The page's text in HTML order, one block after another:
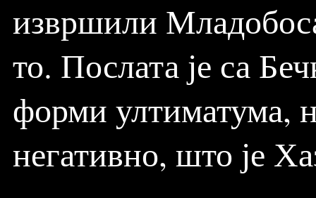
извршили
то. Послата је са
форми ултиматума,
негативно, што је